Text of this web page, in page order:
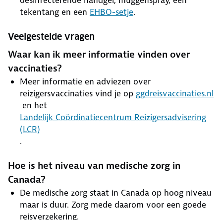
tekentang en een EHBO-setje.
Veelgestelde vragen
Waar kan ik meer informatie vinden over
vaccinaties?
Meer informatie en adviezen over
reizigersvaccinaties vind je op ggdreisvaccinaties.nl
en het
Landelijk Coördinatiecentrum Reizigersadvisering
(LCR)
.
Hoe is het niveau van medische zorg in
Canada?
De medische zorg staat in Canada op hoog niveau
maar is duur. Zorg mede daarom voor een goede
reisverzekering.